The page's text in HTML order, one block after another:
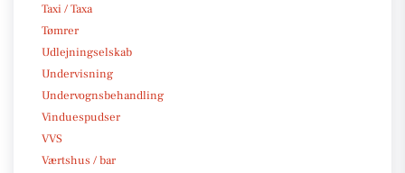
Taxi / Taxa
Tømrer
Udlejningselskab
Undervisning
Undervognsbehandling
Vinduespudser
VVS
Værtshus / bar